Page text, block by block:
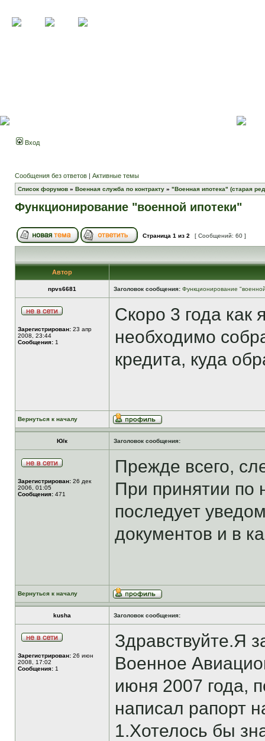
Вход
Сообщения без ответов | Активные темы
Список форумов » Военная служба по контракту » "Военная ипотека" (старая
Функционирование "военной ипотеки"
Страница 1 из 2 [ Сообщений: 60 ]
Автор
npvs6681 Заголовок сообщения: Функционирование
Зарегистрирован: 23 апр
2008, 23:44
Сообщения: 1
Скоро 3 года как
необходимо
кредита, куда
Вернуться к началу
Ю/к Заголовок сообщения:
Зарегистрирован: 26 дек
2006, 01:05
Сообщения: 471
Прежде всего,
При принятии по
последует
документов и в
Вернуться к началу
kusha Заголовок сообщения:
Зарегистрирован: 26 июн
2008, 17:02
Сообщения: 1
Здравствуйте.Я
Военное
июня 2007 года,
написал рапорт
1.Хотелось бы